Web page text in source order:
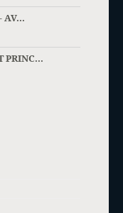
AV...
PRINC...